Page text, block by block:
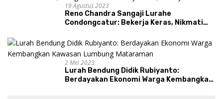
19 Agustus 2023
Reno Chandra Sangaji Lurahe
Condongcatur: Bekerja Keras, Nikmati
dan Syukuri Hasil
2 Mei 2023
Lurah Bendung Didik Rubiyanto:
Berdayakan Ekonomi Warga Kembangkan